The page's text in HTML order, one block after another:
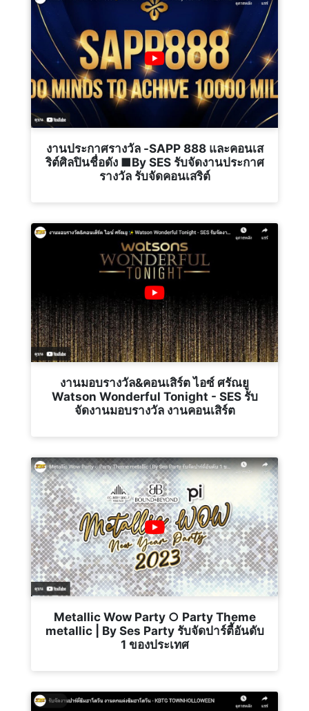
งานประกาศรางวัล -SAPP 888 และคอนเส
ริต์ศิลปินชื่อดัง ■By SES รับจัดงานประกาศ
รางวัล รับจัดคอนเสริต์
งานมอบรางวัล&คอนเสิร์ต ไอซ์ ศรัณยู
Watson Wonderful Tonight - SES รับ
จัดงานมอบรางวัล งานคอนเสิร์ต
Metallic Wow Party ○ Party Theme
metallic | By Ses Party รับจัดปาร์ตี้อันดับ
1 ของประเทศ